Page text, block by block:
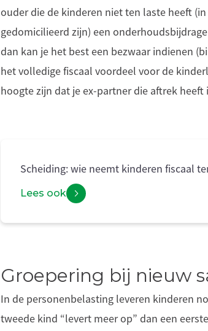
ouder die de kinderen niet ten laste heeft
gedomicilieerd zijn) een
dan kan je het best een bezwaar indienen
het volledige fiscaal voordeel voor de
hoogte zijn dat je ex-partner die aftrek heeft
Scheiding: wie neemt kinderen fiscaal
Lees ook
Groepering bij nieuw
In de personenbelasting leveren kinderen
tweede kind “levert meer op” dan een